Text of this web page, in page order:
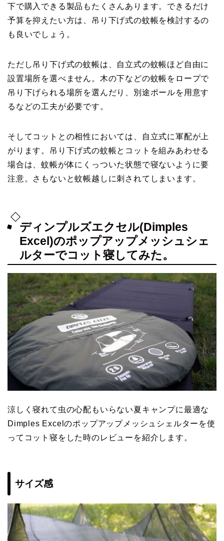
下で購入できる製品もたくさんあります。できるだけ
予算を抑えたい方は、吊り下げ式の蚊帳を検討するの
も良いでしょう。
ただし吊り下げ式の蚊帳は、自立式の蚊帳ほど自由に
設置場所を選べません。木の下などの蚊帳をロープで
吊り下げられる場所を選んだり、別途ポールを用意す
るなどの工夫が必要です。
そしてコットとの相性においては、自立式に軍配が上
がります。吊り下げ式の蚊帳とコットを組みあわせる
場合は、蚊帳が体にくっついた状態で寝ないように要
注意。さもないと蚊帳越しに刺されてしまいます。
ディンプルズエクセル(Dimples
Excel)のポップアップメッシュシェ
ルターでコット寝してみた。
涼しく寝れて虫の心配もいらない夏キャンプに最適な
Dimples Excelのポップアップメッシュシェルターを使
ってコット寝をした時のレビューを紹介します。
サイズ感